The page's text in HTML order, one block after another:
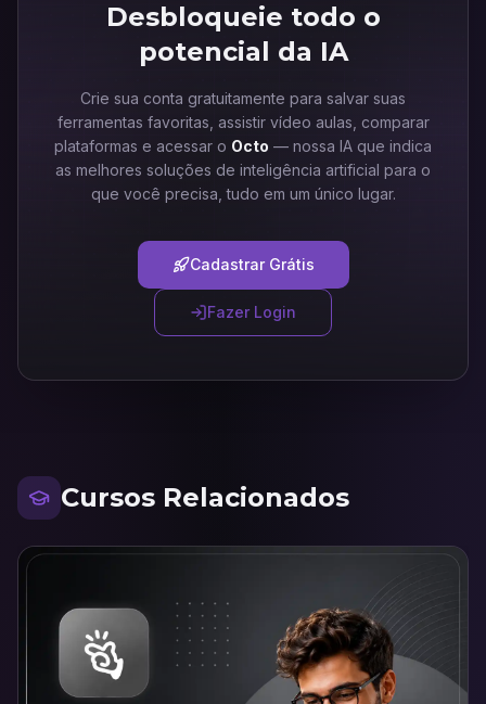
Desbloqueie todo o
potencial da IA
Crie sua conta gratuitamente para salvar suas
ferramentas favoritas, assistir vídeo aulas, comparar
plataformas e acessar o Octo — nossa IA que indica
as melhores soluções de inteligência artificial para o
que você precisa, tudo em um único lugar.
Cadastrar Grátis
Fazer Login
Cursos Relacionados